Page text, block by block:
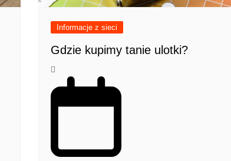
Informacje z sieci
Gdzie kupimy tanie ulotki?